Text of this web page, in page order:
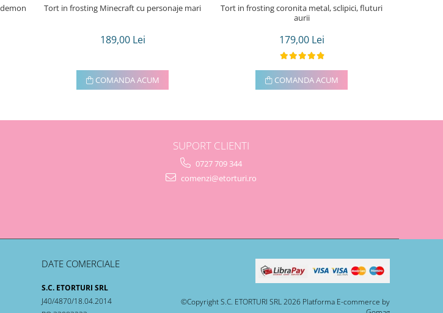
Tort in frosting Minecraft cu personaje mari
189,00 Lei
COMANDA ACUM
Tort in frosting coronita metal, sclipici, fluturi
aurii
179,00 Lei
COMANDA ACUM
SUPORT CLIENTI
0727 709 344
comenzi@etorturi.ro
DATE COMERCIALE
S.C. ETORTURI SRL
J40/4870/18.04.2014
©Copyright S.C. ETORTURI SRL 2026 Platforma E-commerce by